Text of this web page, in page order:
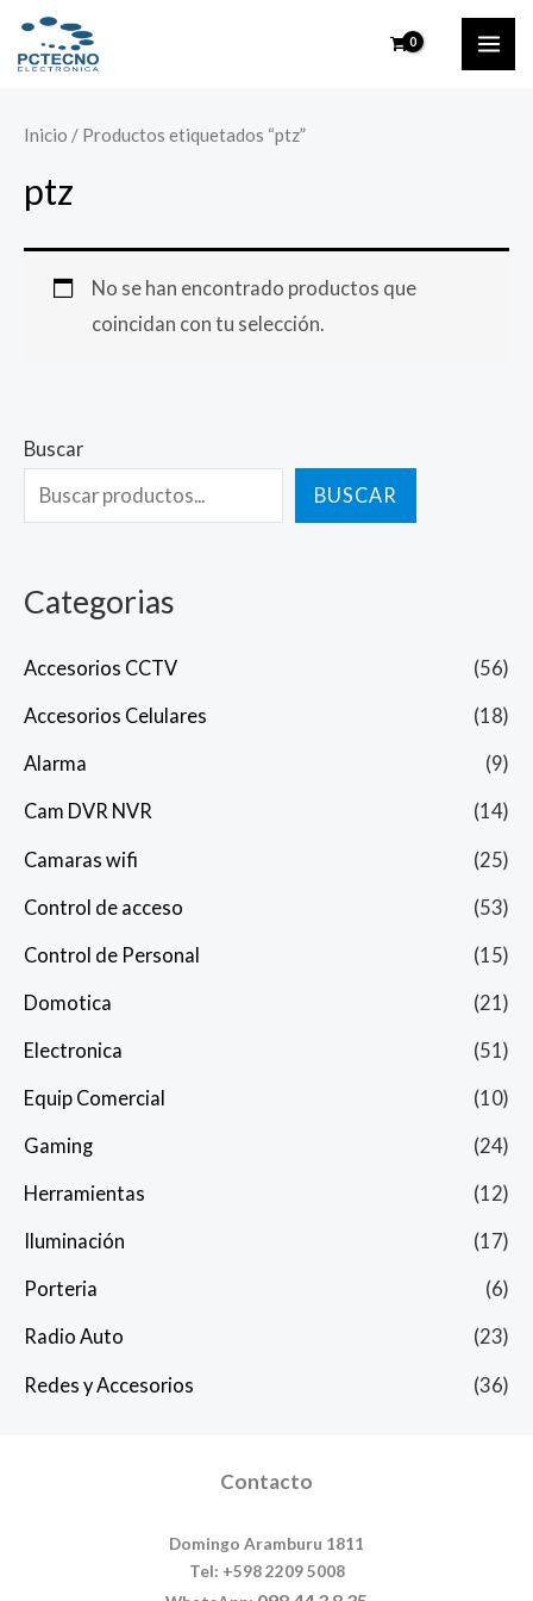
Buscar
BUSCAR
Categorias
Accesorios CCTV (56)
Accesorios Celulares (18)
Alarma (9)
Cam DVR NVR (14)
Camaras wifi (25)
Control de acceso (53)
Control de Personal (15)
Domotica (21)
Electronica (51)
Equip Comercial (10)
Gaming (24)
Herramientas (12)
Iluminación (17)
Porteria (6)
Radio Auto (23)
Redes y Accesorios (36)
Inicio / Productos etiquetados “ptz”
ptz
No se han encontrado productos que
coincidan con tu selección.
Contacto
Domingo Aramburu 1811
Tel: +598 2209 5008